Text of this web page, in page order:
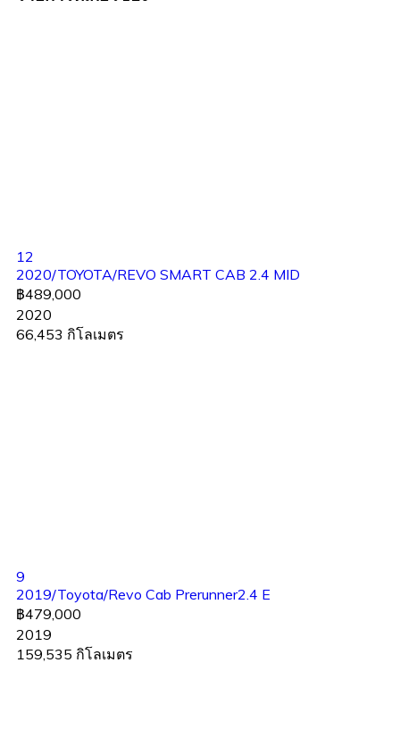
12
2020/TOYOTA/REVO SMART CAB 2.4 MID
฿489,000
2020
66,453 กิโลเมตร
9
2019/Toyota/Revo Cab Prerunner2.4 E
฿479,000
2019
159,535 กิโลเมตร